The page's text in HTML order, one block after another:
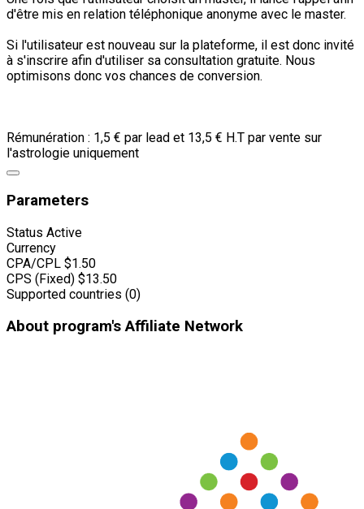
d'être mis en relation téléphonique anonyme avec le master.
Si l'utilisateur est nouveau sur la plateforme, il est donc invité
à s'inscrire afin d'utiliser sa consultation gratuite. Nous
optimisons donc vos chances de conversion.
Rémunération : 1,5 € par lead et 13,5 € H.T par vente sur
l'astrologie uniquement
Parameters
Status Active
Currency
CPA/CPL $1.50
CPS (Fixed) $13.50
Supported countries (0)
About program's Affiliate Network